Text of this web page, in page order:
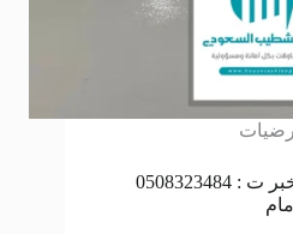
ارضيات
تركيب ارضيات ايبوكسي الخبر ت : 0508323484